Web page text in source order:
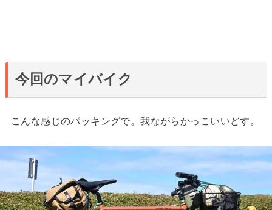
今回のマイバイク
こんな感じのパッキングで。我ながらかっこいいどす。